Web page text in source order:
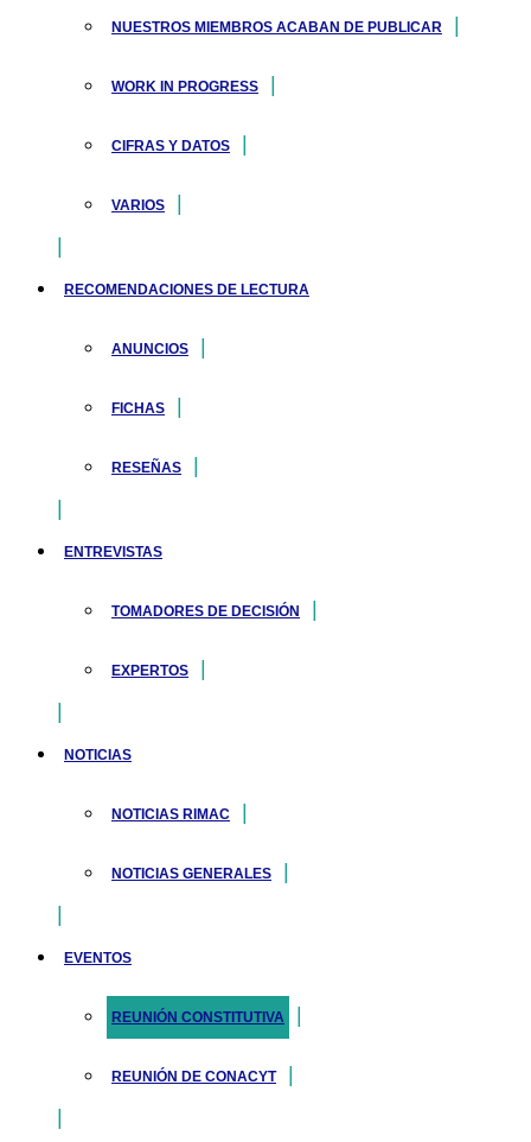
NUESTROS MIEMBROS ACABAN DE PUBLICAR
WORK IN PROGRESS
CIFRAS Y DATOS
VARIOS
RECOMENDACIONES DE LECTURA
ANUNCIOS
FICHAS
RESEÑAS
ENTREVISTAS
TOMADORES DE DECISIÓN
EXPERTOS
NOTICIAS
NOTICIAS RIMAC
NOTICIAS GENERALES
EVENTOS
REUNIÓN CONSTITUTIVA
REUNIÓN DE CONACYT